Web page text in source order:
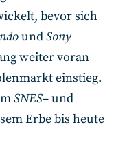
bevor sich
undSony
weiter voran
einstieg.
SNES– und
Erbe bis heute